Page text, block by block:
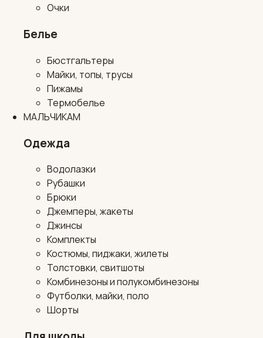
Очки
Белье
Бюстгальтеры
Майки, топы, трусы
Пижамы
Термобелье
МАЛЬЧИКАМ
Одежда
Водолазки
Рубашки
Брюки
Джемперы, жакеты
Джинсы
Комплекты
Костюмы, пиджаки, жилеты
Толстовки, свитшоты
Комбинезоны и полукомбинезоны
Футболки, майки, поло
Шорты